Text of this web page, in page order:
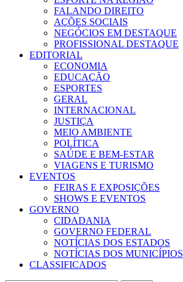
FALANDO DIREITO
AÇÕES SOCIAIS
NEGÓCIOS EM DESTAQUE
PROFISSIONAL DESTAQUE
EDITORIAL
ECONOMIA
EDUCAÇÃO
ESPORTES
GERAL
INTERNACIONAL
JUSTIÇA
MEIO AMBIENTE
POLÍTICA
SAÚDE E BEM-ESTAR
VIAGENS E TURISMO
EVENTOS
FEIRAS E EXPOSIÇÕES
SHOWS E EVENTOS
GOVERNO
CIDADANIA
GOVERNO FEDERAL
NOTÍCIAS DOS ESTADOS
NOTÍCIAS DOS MUNICÍPIOS
CLASSIFICADOS